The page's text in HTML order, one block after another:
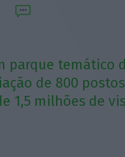
parque temático
de 800
1,5 milhões de